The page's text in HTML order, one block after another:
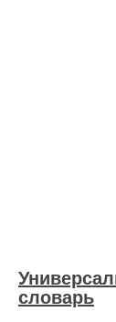
словарь